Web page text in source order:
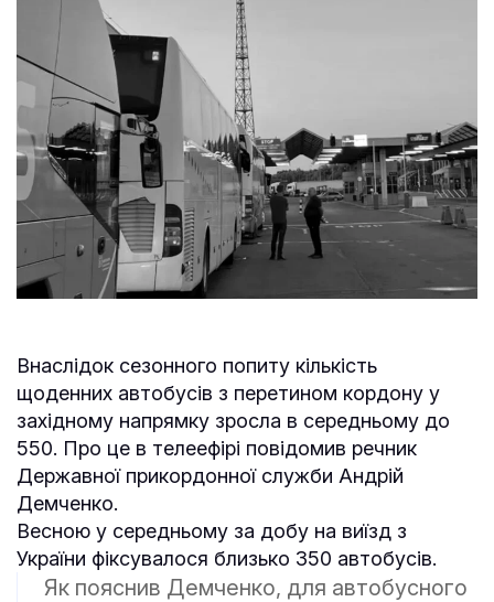
Внаслідок сезонного попиту кількість
щоденних автобусів з перетином кордону у
західному напрямку зросла в середньому до
550. Про це в телеефірі повідомив речник
Державної прикордонної служби Андрій
Демченко.
Весною у середньому за добу на виїзд з
України фіксувалося близько 350 автобусів.
Як пояснив Демченко, для автобусного